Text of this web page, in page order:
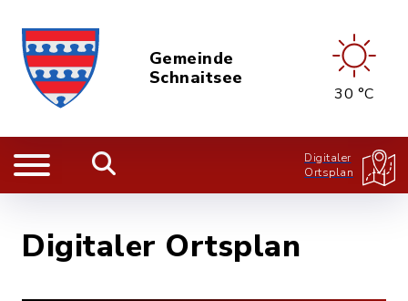
Gemeinde
Schnaitsee
30 °C
Digitaler
Ortsplan
Digitaler Ortsplan